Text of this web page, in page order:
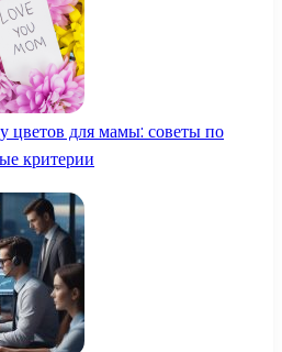
цветов для мамы: советы по
критерии